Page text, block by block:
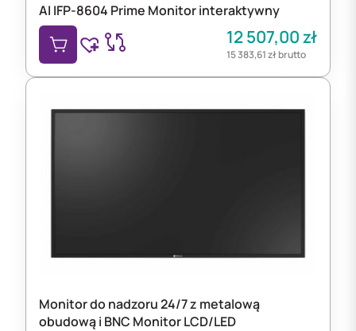
AI IFP-8604 Prime Monitor interaktywny
12 507,00 zł
15 383,61złbrutto
Monitor do nadzoru 24/7 z metalową
obudową i BNC Monitor LCD/LED